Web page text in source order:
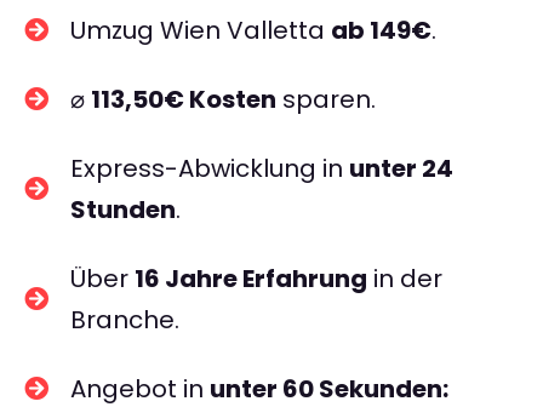
Umzug Wien Valletta ab 149€.
⌀ 113,50€ Kosten sparen.
Express-Abwicklung in unter 24
Stunden.
Über 16 Jahre Erfahrung in der
Branche.
Angebot in unter 60 Sekunden: